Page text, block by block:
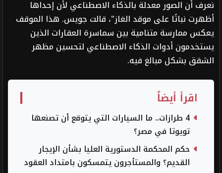
نعرف أن الصور معدلة بالذكاء الاصطناعي لأن إحداها
أظهرت نباتًا على موقد الغاز"، قالت جويس. هذا الموقف
يعكس ممارسة متنامية بين سماسرة العقارات الذين
يستخدمون أدوات الذكاء الاصطناعي لتحسين مظهر
الشقق بشكل مبالغ فيه.
اقرأ أيضاً
4 طرازات.. ما السيارات التي يتوقع أن تصنعها
تويوتا في مصر؟
حكم المحكمة الدستورية العليا بشأن الإيجار
القديم؟ والمستأجرون يتمسكون بامتداد العقود